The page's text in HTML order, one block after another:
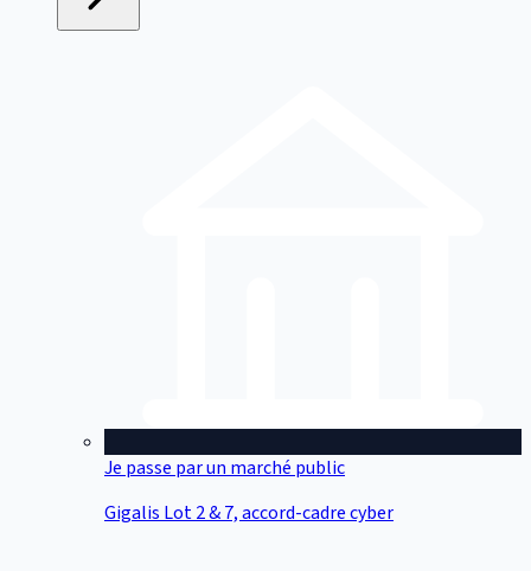
Je passe par un marché public
Gigalis Lot 2 & 7, accord-cadre cyber